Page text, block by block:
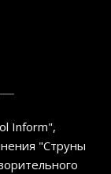
Inform",
"Струны